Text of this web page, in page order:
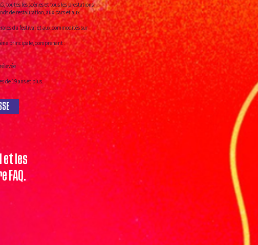
toutes les scènes et tous les prestations
de restauration, aux bars et aux
du festival et aux commodités sur
principale, comprenant :
de 19 ans et plus.
et les